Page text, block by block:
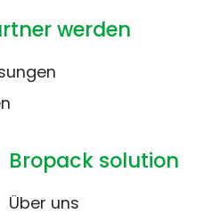
werden
Bropack solution
Über uns